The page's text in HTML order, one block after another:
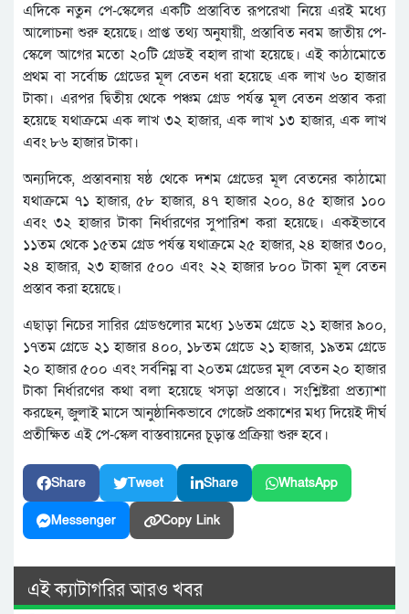
এদিকে নতুন পে-স্কেলের একটি প্রস্তাবিত রূপরেখা নিয়ে এরই মধ্যে
আলোচনা শুরু হয়েছে। প্রাপ্ত তথ্য অনুযায়ী, প্রস্তাবিত নবম জাতীয় পে-
স্কেলে আগের মতো ২০টি গ্রেডই বহাল রাখা হয়েছে। এই কাঠামোতে
প্রথম বা সর্বোচ্চ গ্রেডের মূল বেতন ধরা হয়েছে এক লাখ ৬০ হাজার
টাকা। এরপর দ্বিতীয় থেকে পঞ্চম গ্রেড পর্যন্ত মূল বেতন প্রস্তাব করা
হয়েছে যথাক্রমে এক লাখ ৩২ হাজার, এক লাখ ১৩ হাজার, এক লাখ
এবং ৮৬ হাজার টাকা।
অন্যদিকে, প্রস্তাবনায় ষষ্ঠ থেকে দশম গ্রেডের মূল বেতনের কাঠামো
যথাক্রমে ৭১ হাজার, ৫৮ হাজার, ৪৭ হাজার ২০০, ৪৫ হাজার ১০০
এবং ৩২ হাজার টাকা নির্ধারণের সুপারিশ করা হয়েছে। একইভাবে
১১তম থেকে ১৫তম গ্রেড পর্যন্ত যথাক্রমে ২৫ হাজার, ২৪ হাজার ৩০০,
২৪ হাজার, ২৩ হাজার ৫০০ এবং ২২ হাজার ৮০০ টাকা মূল বেতন
প্রস্তাব করা হয়েছে।
এছাড়া নিচের সারির গ্রেডগুলোর মধ্যে ১৬তম গ্রেডে ২১ হাজার ৯০০,
১৭তম গ্রেডে ২১ হাজার ৪০০, ১৮তম গ্রেডে ২১ হাজার, ১৯তম গ্রেডে
২০ হাজার ৫০০ এবং সর্বনিম্ন বা ২০তম গ্রেডের মূল বেতন ২০ হাজার
টাকা নির্ধারণের কথা বলা হয়েছে খসড়া প্রস্তাবে। সংশ্লিষ্টরা প্রত্যাশা
করছেন, জুলাই মাসে আনুষ্ঠানিকভাবে গেজেট প্রকাশের মধ্য দিয়েই দীর্ঘ
প্রতীক্ষিত এই পে-স্কেল বাস্তবায়নের চূড়ান্ত প্রক্রিয়া শুরু হবে।
Share Tweet Share WhatsApp
Messenger Copy Link
এই ক্যাটাগরির আরও খবর